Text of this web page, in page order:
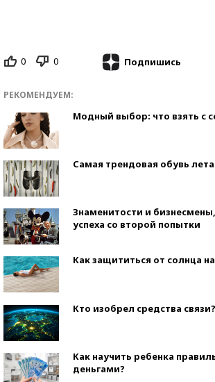
0 0 Подпишись
РЕКОМЕНДУЕМ:
Модный выбор: что взять с
Самая трендовая обувь лета
Знаменитости и
успеха со второй попытки
Как защититься от солнца
Кто изобрел средства связи?
Как научить ребенка
деньгами?